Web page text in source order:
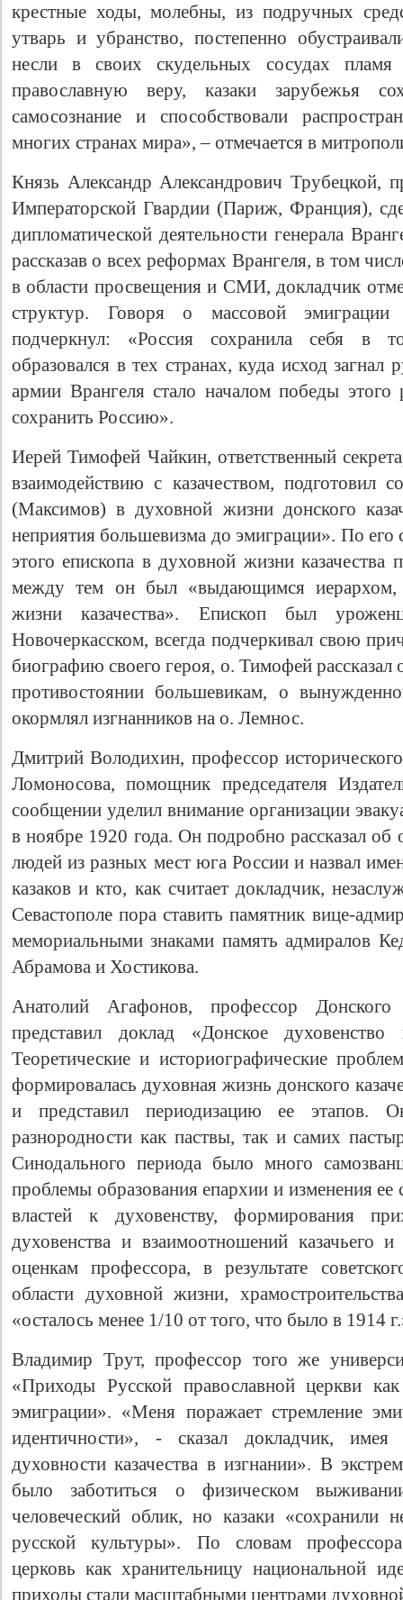
крестные ходы, молебны, из подручных
утварь и убранство, постепенно
несли в своих скудельных сосудах
православную веру, казаки зарубежья
самосознание и способствовали
многих странах мира», – отмечается в
Князь Александр Александрович Трубецкой,
Императорской Гвардии (Париж, Франция),
дипломатической деятельности генерала
рассказав о всех реформах Врангеля, в том
в области просвещения и СМИ, докладчик
структур. Говоря о массовой эмиграции
подчеркнул: «Россия сохранила себя в
образовался в тех странах, куда исход загнал
армии Врангеля стало началом победы
сохранить Россию».
Иерей Тимофей Чайкин, ответственный
взаимодействию с казачеством, подготовил
(Максимов) в духовной жизни донского
неприятия большевизма до эмиграции». По его
этого епископа в духовной жизни казачества
между тем он был «выдающимся иерархом,
жизни казачества». Епископ был
Новочеркасском, всегда подчеркивал свою
биографию своего героя, о. Тимофей
противостоянии большевикам, о
окормлял изгнанников на о. Лемнос.
Дмитрий Володихин, профессор
Ломоносова, помощник председателя
сообщении уделил внимание организации
в ноябре 1920 года. Он подробно рассказал об
людей из разных мест юга России и назвал
казаков и кто, как считает докладчик,
Севастополе пора ставить памятник вице-
мемориальными знаками память адмиралов
Абрамова и Хостикова.
Анатолий Агафонов, профессор Донского
представил доклад «Донское
Теоретические и историографические
формировалась духовная жизнь донского
и представил периодизацию ее этапов.
разнородности как паствы, так и самих
Синодального периода было много
проблемы образования епархии и изменения ее
властей к духовенству, формирования
духовенства и взаимоотношений казачьего и
оценкам профессора, в результате
области духовной жизни,
«осталось менее 1/10 от того, что было в 1914
Владимир Трут, профессор того же
«Приходы Русской православной церкви
эмиграции». «Меня поражает стремление
идентичности», - сказал докладчик,
духовности казачества в изгнании». В
было заботиться о физическом
человеческий облик, но казаки «сохранили
русской культуры». По словам
церковь как хранительницу национальной
приходы стали масштабными центрами